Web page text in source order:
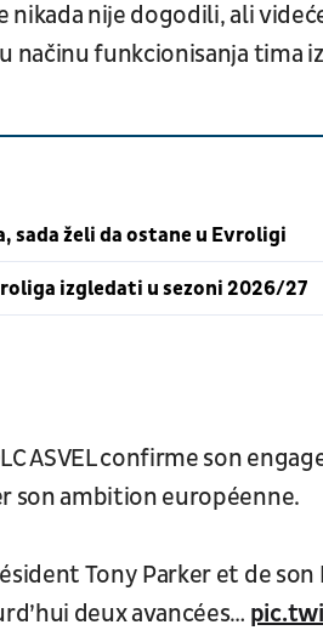
nikada nije dogodili, ali
načinu funkcionisanja tima
sada želi da ostane u Evroligi
izgledati u sezoni 2026/27
ASVEL confirme son
son ambition européenne.
Tony Parker et de
deux avancées…